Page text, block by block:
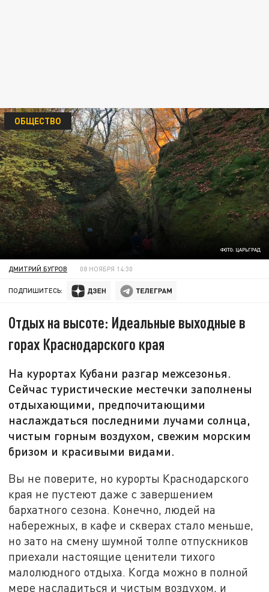
ФОТО: ЦАРЬГРАД
ОБЩЕСТВО
ДМИТРИЙ БУГРОВ 08 НОЯБРЯ 14:30
ПОДПИШИТЕСЬ:
Отдых на высоте: Идеальные выходные в
горах Краснодарского края
На курортах Кубани разгар межсезонья.
Сейчас туристические местечки заполнены
отдыхающими, предпочитающими
наслаждаться последними лучами солнца,
чистым горным воздухом, свежим морским
бризом и красивыми видами.
Вы не поверите, но курорты Краснодарского
края не пустеют даже с завершением
бархатного сезона. Конечно, людей на
набережных, в кафе и скверах стало меньше,
но зато на смену шумной толпе отпускников
приехали настоящие ценители тихого
малолюдного отдыха. Когда можно в полной
мере насладиться и чистым воздухом, и